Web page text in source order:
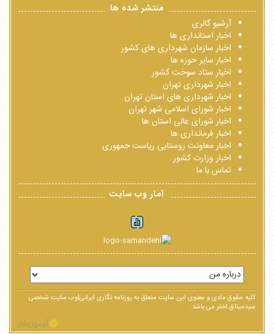
منتشر شده ها
آرشیو گالری
اخبار استانداری ها
اخبار سازمان شهرداری های کشور
اخبار سایر حوزه ها
اخبار ستاد سوخت کشور
اخبار شهرداری تهران
اخبار شهرداری های استان تهران
اخبار شورای اسلامی شهر تهران
اخبار شورای عالی استان ها
اخبار فرمانداری ها
اخبار معاونت روستایی ریاست جمهوری
اخبار وزارت کشور
تماس با ما
آمار وب سایت
کلیه حقوق مادی و معنوی این سایت متعلق به روزنامه نگاری ایرانی|وب سایت شخصی
سیدمیثاق اختر می باشد.